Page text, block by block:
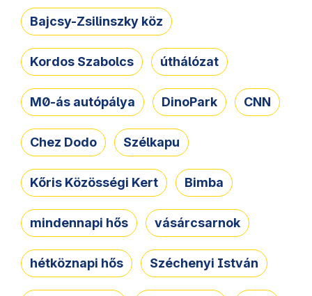
Bajcsy-Zsilinszky köz
Kordos Szabolcs úthálózat
M0-ás autópálya DinoPark CNN
Chez Dodo Szélkapu
Kőris Közösségi Kert Bimba
mindennapi hős vásárcsarnok
hétköznapi hős Széchenyi István